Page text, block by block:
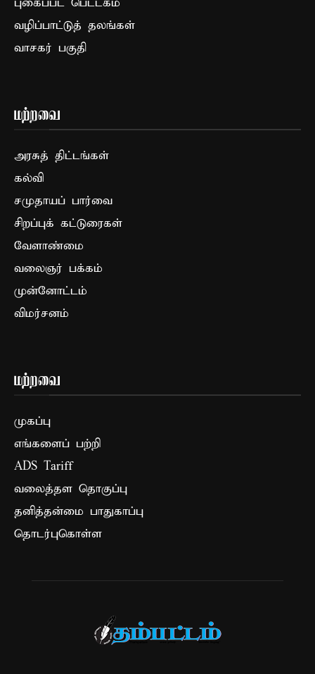
புகைப்பட பெட்டகம்
வழிப்பாட்டுத் தலங்கள்
வாசகர் பகுதி
மற்றவை
அரசுத் திட்டங்கள்
கல்வி
சமுதாயப் பார்வை
சிறப்புக் கட்டுரைகள்
வேளாண்மை
வலைஞர் பக்கம்
முன்னோட்டம்
விமர்சனம்
மற்றவை
முகப்பு
எங்களைப் பற்றி
ADS Tariff
வலைத்தள தொகுப்பு
தனித்தன்மை பாதுகாப்பு
தொடர்புகொள்ள